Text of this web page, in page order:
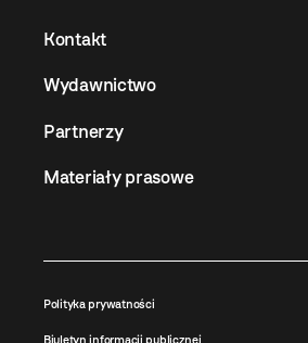
Kontakt
Wydawnictwo
Partnerzy
Materiały prasowe
Polityka prywatności
Biuletyn informacji publicznej